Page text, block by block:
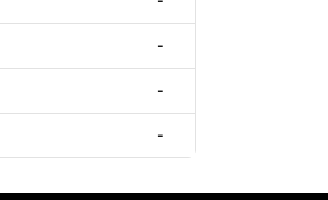
-
-
-